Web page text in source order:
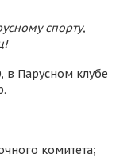
спорту,
в Парусном клубе
комитета;